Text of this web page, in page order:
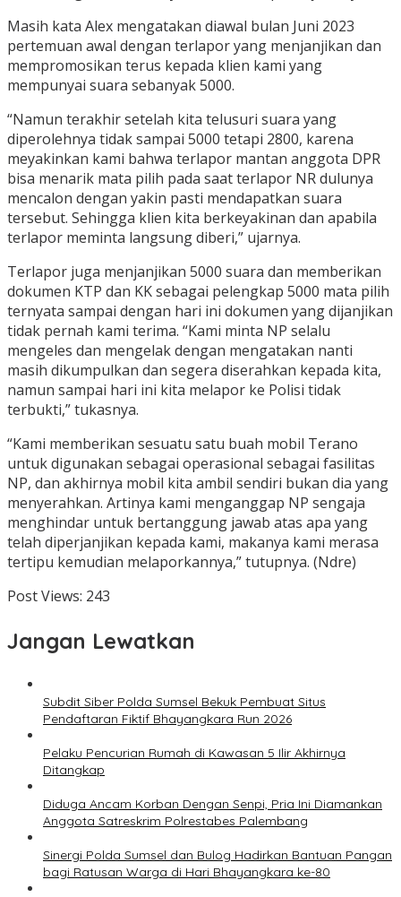
Masih kata Alex mengatakan diawal bulan Juni 2023
pertemuan awal dengan terlapor yang menjanjikan dan
mempromosikan terus kepada klien kami yang
mempunyai suara sebanyak 5000.
“Namun terakhir setelah kita telusuri suara yang
diperolehnya tidak sampai 5000 tetapi 2800, karena
meyakinkan kami bahwa terlapor mantan anggota DPR
bisa menarik mata pilih pada saat terlapor NR dulunya
mencalon dengan yakin pasti mendapatkan suara
tersebut. Sehingga klien kita berkeyakinan dan apabila
terlapor meminta langsung diberi,” ujarnya.
Terlapor juga menjanjikan 5000 suara dan memberikan
dokumen KTP dan KK sebagai pelengkap 5000 mata pilih
ternyata sampai dengan hari ini dokumen yang dijanjikan
tidak pernah kami terima. “Kami minta NP selalu
mengeles dan mengelak dengan mengatakan nanti
masih dikumpulkan dan segera diserahkan kepada kita,
namun sampai hari ini kita melapor ke Polisi tidak
terbukti,” tukasnya.
“Kami memberikan sesuatu satu buah mobil Terano
untuk digunakan sebagai operasional sebagai fasilitas
NP, dan akhirnya mobil kita ambil sendiri bukan dia yang
menyerahkan. Artinya kami menganggap NP sengaja
menghindar untuk bertanggung jawab atas apa yang
telah diperjanjikan kepada kami, makanya kami merasa
tertipu kemudian melaporkannya,” tutupnya. (Ndre)
Post Views: 243
Jangan Lewatkan
Subdit Siber Polda Sumsel Bekuk Pembuat Situs
Pendaftaran Fiktif Bhayangkara Run 2026
Pelaku Pencurian Rumah di Kawasan 5 Ilir Akhirnya
Ditangkap
Diduga Ancam Korban Dengan Senpi, Pria Ini Diamankan
Anggota Satreskrim Polrestabes Palembang
Sinergi Polda Sumsel dan Bulog Hadirkan Bantuan Pangan
bagi Ratusan Warga di Hari Bhayangkara ke-80